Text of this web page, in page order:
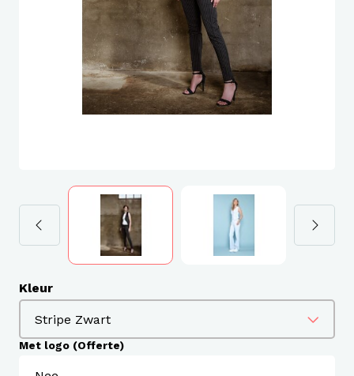
Kleur
Met logo (Offerte)